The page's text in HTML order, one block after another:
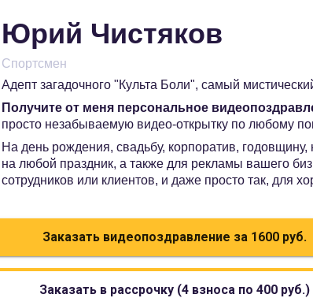
Юрий Чистяков
Спортсмен
Адепт загадочного "Культа Боли", самый
Получите от меня персональное
просто незабываемую видео-открытку по любому
На день рождения, свадьбу, корпоратив,
на любой праздник, а также для рекламы вашего
сотрудников или клиентов, и даже просто так, для
Заказать видеопоздравление за 1600 руб.
Заказать в рассрочку (4 взноса по 400 руб.)